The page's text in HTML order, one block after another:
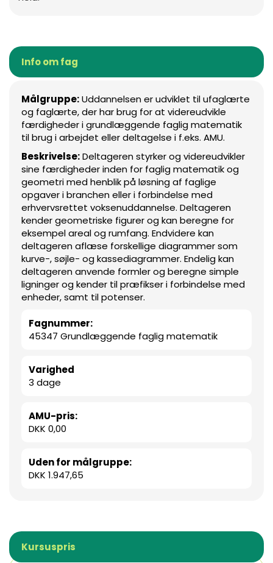
Info om fag
Målgruppe:Uddannelsen er udviklet til ufaglærte
og faglærte, der har brug for at videreudvikle
færdigheder i grundlæggende faglig matematik
til brug i arbejdet eller deltagelse i f.eks. AMU.
Beskrivelse:Deltageren styrker og videreudvikler
sine færdigheder inden for faglig matematik og
geometri med henblik på løsning af faglige
opgaver i branchen eller i forbindelse med
erhvervsrettet voksenuddannelse. Deltageren
kender geometriske figurer og kan beregne for
eksempel areal og rumfang. Endvidere kan
deltageren aflæse forskellige diagrammer som
kurve-, søjle- og kassediagrammer. Endelig kan
deltageren anvende formler og beregne simple
ligninger og kender til præfikser i forbindelse med
enheder, samt til potenser.
Fagnummer:
45347 Grundlæggende faglig matematik
Varighed
3 dage
AMU-pris:
DKK 0,00
Uden for målgruppe:
DKK 1.947,65
Kursuspris